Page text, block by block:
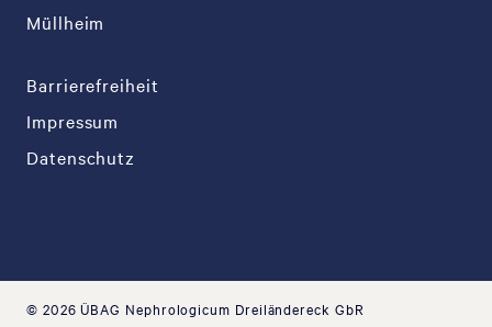
Müllheim
Barrierefreiheit
Impressum
Datenschutz
© 2026 ÜBAG Nephrologicum Dreiländereck GbR